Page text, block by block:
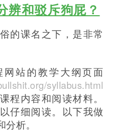
辨和驳斥狗屁？
的课名之下，是非常
站的教学大纲页面
syllabus.html
程内容和阅读材料。
仔细阅读。以下我做
析。